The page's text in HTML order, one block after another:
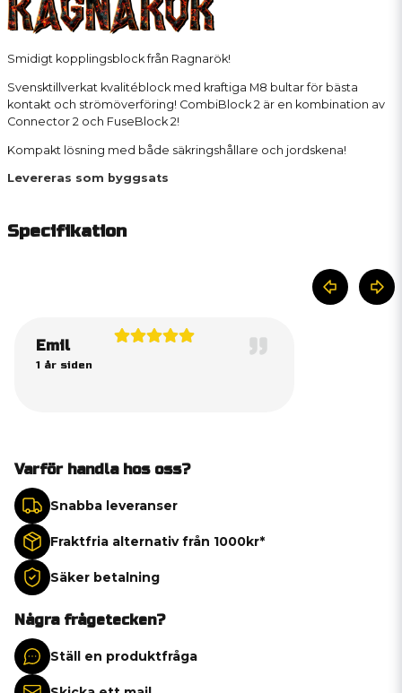
Smidigt kopplingsblock från Ragnarök!
Svensktillverkat kvalitéblock med kraftiga M8 bultar för bästa
kontakt och strömöverföring! CombiBlock 2 är en kombination av
Connector 2 och FuseBlock 2!
Kompakt lösning med både säkringshållare och jordskena!
Levereras som byggsats
Specifikation
Emil
1 år siden
Varför handla hos oss?
Snabba leveranser
Fraktfria alternativ från 1000kr*
Säker betalning
Några frågetecken?
Ställ en produktfråga